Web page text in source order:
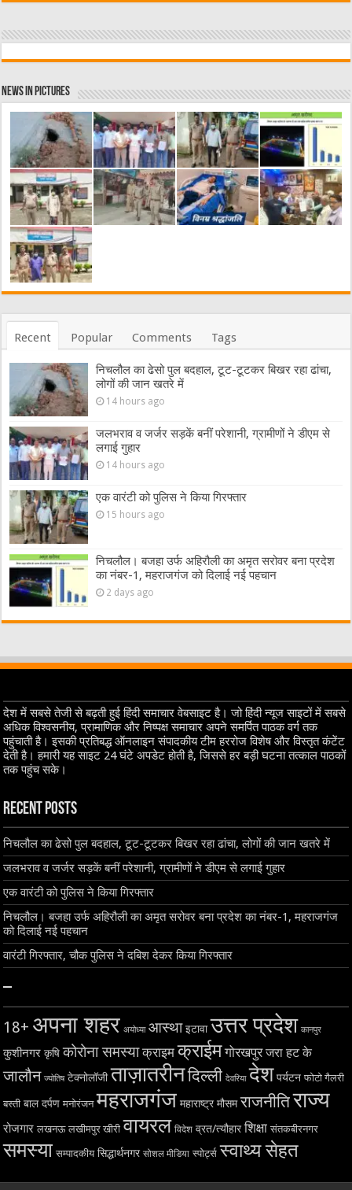
News in Pictures
Recent Popular Comments Tags
निचलौल का ढेसो पुल बदहाल, टूट-टूटकर बिखर रहा ढांचा,
लोगों की जान खतरे में
14 hours ago
जलभराव व जर्जर सड़कें बनीं परेशानी, ग्रामीणों ने डीएम से
लगाई गुहार
14 hours ago
एक वारंटी को पुलिस ने किया गिरफ्तार
15 hours ago
निचलौल। बजहा उर्फ अहिरौली का अमृत सरोवर बना प्रदेश
का नंबर-1, महराजगंज को दिलाई नई पहचान
2 days ago
देश में सबसे तेजी से बढ़ती हुई हिंदी समाचार वेबसाइट है। जो हिंदी न्यूज साइटों में सबसे
अधिक विश्वसनीय, प्रामाणिक और निष्पक्ष समाचार अपने समर्पित पाठक वर्ग तक
पहुंचाती है। इसकी प्रतिबद्ध ऑनलाइन संपादकीय टीम हररोज विशेष और विस्तृत कंटेंट
देती है। हमारी यह साइट 24 घंटे अपडेट होती है, जिससे हर बड़ी घटना तत्काल पाठकों
तक पहुंच सके।
Recent Posts
निचलौल का ढेसो पुल बदहाल, टूट-टूटकर बिखर रहा ढांचा, लोगों की जान खतरे में
जलभराव व जर्जर सड़कें बनीं परेशानी, ग्रामीणों ने डीएम से लगाई गुहार
एक वारंटी को पुलिस ने किया गिरफ्तार
निचलौल। बजहा उर्फ अहिरौली का अमृत सरोवर बना प्रदेश का नंबर-1, महराजगंज
को दिलाई नई पहचान
वारंटी गिरफ्तार, चौक पुलिस ने दबिश देकर किया गिरफ्तार
–
18+ अपना शहर अयोध्या आस्था इटावा उत्तर प्रदेश कानपुर
कुशीनगर कृषि कोरोना समस्या क्राइम क्राईम गोरखपुर जरा हट के
जालौन ज्योतिष टेक्नोलॉजी ताज़ातरीनदिल्ली देवरिया देश पर्यटन फोटो गैलरी
बस्ती बाल दर्पण मनोरंजन महराजगंज महाराष्ट्र मौसम राजनीतिराज्य
रोजगार लखनऊ लखीमपुर खीरी वायरल विदेश व्रत/त्यौहार शिक्षा संतकबीरनगर
समस्या सम्पादकीय सिद्धार्थनगर सोशल मीडिया स्पोर्ट्स स्वाथ्य सेहत